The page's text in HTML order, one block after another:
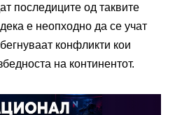
последиците од таквите
е неопходно да се учат
конфликти кои
на континентот.